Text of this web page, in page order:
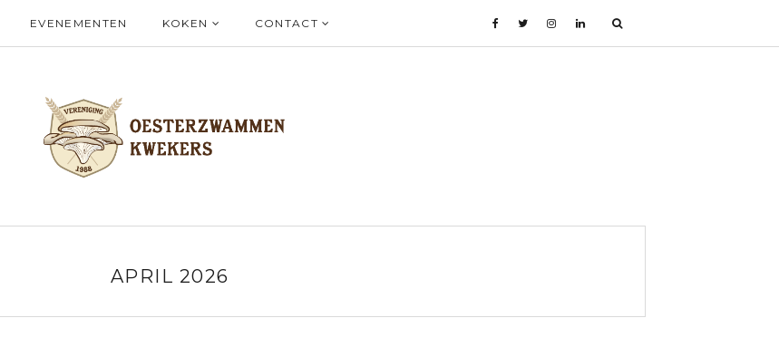
EVENEMENTEN KOKEN CONTACT
APRIL 2026